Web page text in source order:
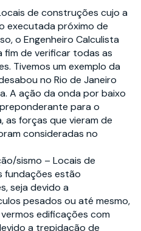
de construções cujo a
executada próximo de
o Engenheiro Calculista
fim de verificar todas as
Tivemos um exemplo da
no Rio de Janeiro
A ação da onda por baixo
para o
as forças que vieram de
consideradas no
sismo – Locais de
fundações estão
seja devido a
pesados ou até mesmo,
edificações com
a trepidação de